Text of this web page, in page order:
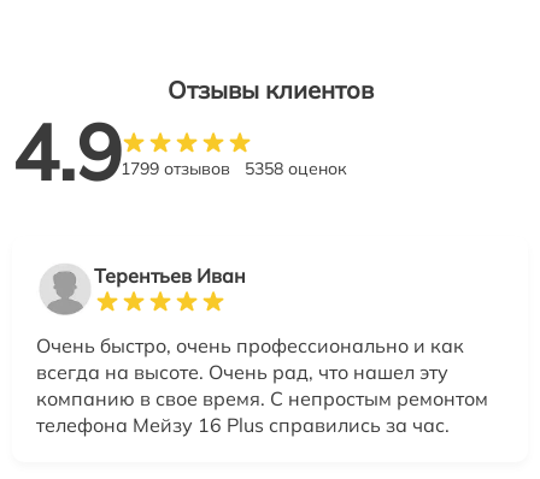
Отзывы клиентов
4.91799 отзывов 5358 оценок
Терентьев Иван
Очень быстро, очень профессионально и как
всегда на высоте. Очень рад, что нашел эту
компанию в свое время. С непростым ремонтом
телефона Мейзу 16 Plus справились за час.